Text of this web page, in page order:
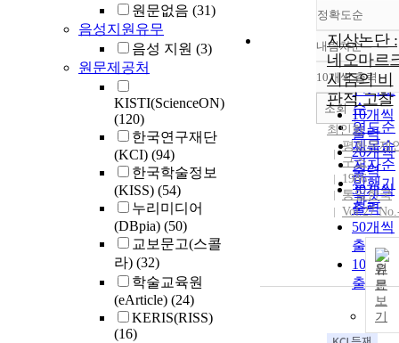
원문없음 (31)
음성지원유무
음성 지원 (3)
원문제공처
KISTI(ScienceON)
(120)
한국연구재단
(KCI) (94)
한국학술정보
(KISS) (54)
누리미디어
(DBpia) (50)
교보문고(스콜
라) (32)
학술교육원
(eArticle) (24)
KERIS(RISS)
(16)
정확도순
정확도
순
인기도
순
연도순
제목순
저자순
발행기
관순
내림차순
내림차
10개씩 출력
10개씩
출력
20개씩
출력
30개씩
출력
50개씩
출력
100개
출력
조회
지상논단 :
네오마르
시즘의 비
판적 고찰
최인화
평화문제
구소
1986
통일한국
Vol.27
원
문
보
기